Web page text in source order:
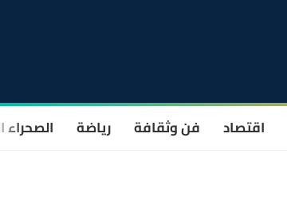
اقتصاد فن وثقافة رياضة الصحراء